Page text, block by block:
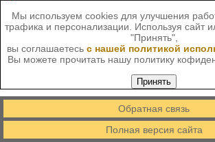
Мы используем cookies для улучшения
трафика и персонализации. Используя сайт
"Принять",
вы соглашаетесь с нашей политикой
Вы можете прочитать нашу политику
Принять
Обратная связь
Полная версия сайта